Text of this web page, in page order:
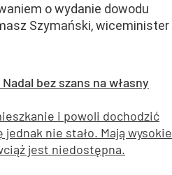
o wydanie dowodu
Szymański, wiceminister
bez szans na własny
i powoli dochodzić
jednak nie stało. Mają wysokie
jest niedostępna.